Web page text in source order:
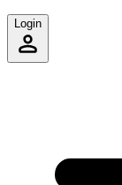
Login